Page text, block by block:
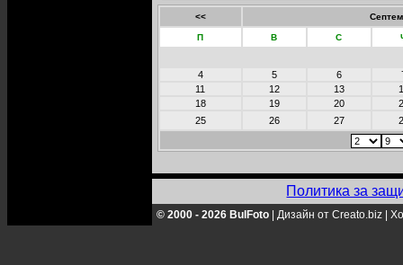
<<
П В С
4 5 6
11
12 13
18
19 20
25
26 27
Политика за
© 2000 - 2026 BulFoto Дизайн от Creato.biz